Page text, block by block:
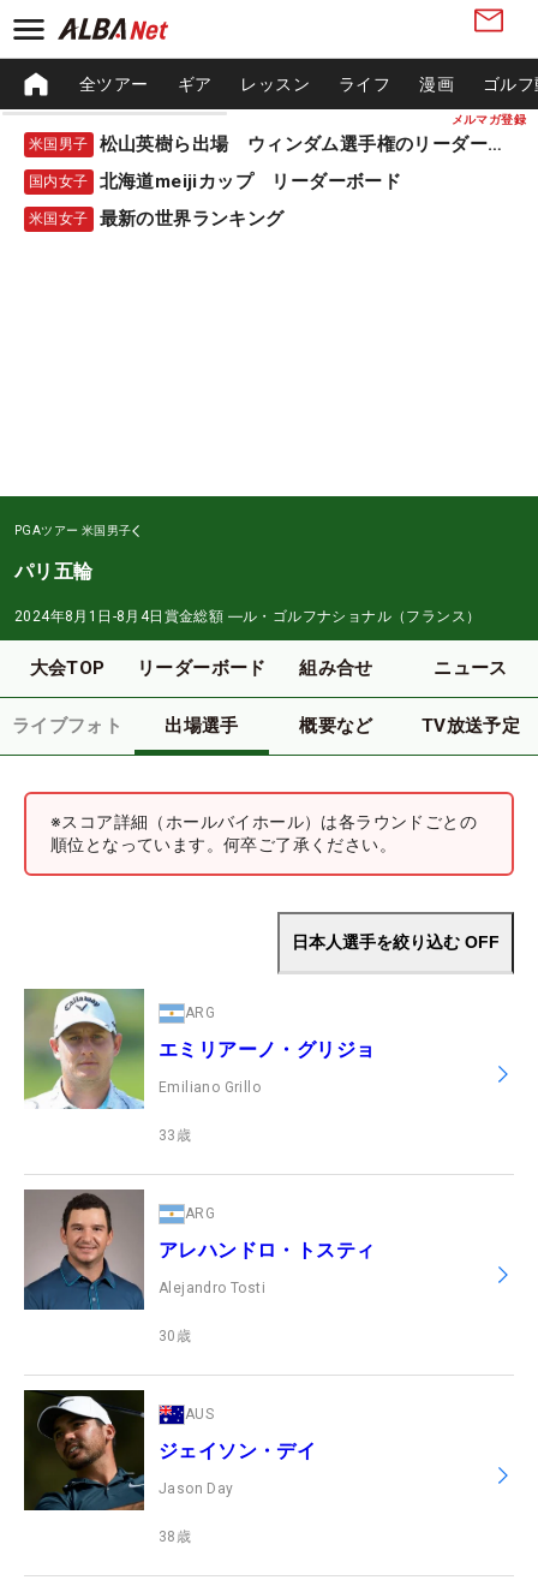
メルマガ登録
全ツアー ギア レッスン ライフ 漫画 ゴル
米国男子 松山英樹ら出場 ウィンダム選手権のリーダーボード
国内女子 北海道meijiカップ リーダーボード
米国女子 最新の世界ランキング
PGAツアー 米国男子
パリ五輪
2024年8月1日-8月4日 賞金総額 ―ル・ゴルフナショナル（フランス）
大会TOP リーダーボード 組み合せ ニュース
ライブフォト 出場選手 概要など TV放送予定
※スコア詳細（ホールバイホール）は各ラウンドごとの
順位となっています。何卒ご了承ください。
日本人選手を絞り込む OFF
ARG
エミリアーノ・グリジョ
Emiliano Grillo
33 歳
ARG
アレハンドロ・トスティ
Alejandro Tosti
30 歳
AUS
ジェイソン・デイ
Jason Day
38 歳